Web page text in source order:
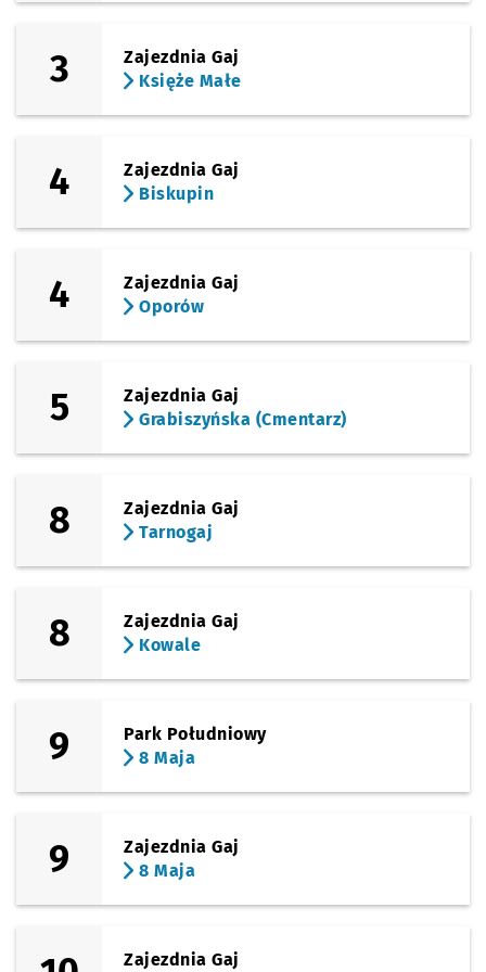
3
Zajezdnia Gaj
Księże Małe
4
Zajezdnia Gaj
Biskupin
4
Zajezdnia Gaj
Oporów
5
Zajezdnia Gaj
Grabiszyńska (Cmentarz)
8
Zajezdnia Gaj
Tarnogaj
8
Zajezdnia Gaj
Kowale
9
Park Południowy
8 Maja
9
Zajezdnia Gaj
8 Maja
Zajezdnia Gaj